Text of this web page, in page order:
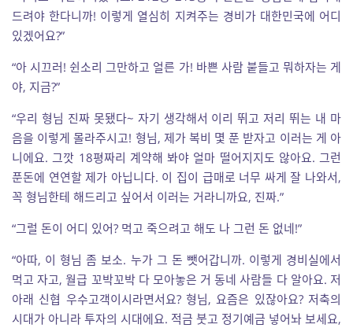
드려야 한다니까! 이렇게 열심히 지켜주는 경비가 대한민국에 어디
있겠어요?”
“아 시끄러! 쉰소리 그만하고 얼른 가! 바쁜 사람 붙들고 뭐하자는 게
야, 지금?”
“우리 형님 진짜 못됐다~ 자기 생각해서 이리 뛰고 저리 뛰는 내 마
음을 이렇게 몰라주시고! 형님, 제가 복비 몇 푼 받자고 이러는 게 아
니에요. 그깟 18평짜리 계약해 봐야 얼마 떨어지지도 않아요. 그런
푼돈에 연연할 제가 아닙니다. 이 집이 급매로 너무 싸게 잘 나와서,
꼭 형님한테 해드리고 싶어서 이러는 거라니까요, 진짜.”
“그럴 돈이 어디 있어? 먹고 죽으려고 해도 나 그런 돈 없네!”
“아따, 이 형님 좀 보소. 누가 그 돈 뺏어갑니까. 이렇게 경비실에서
먹고 자고, 월급 꼬박꼬박 다 모아놓은 거 동네 사람들 다 알아요. 저
아래 신협 우수고객이시라면서요? 형님, 요즘은 있잖아요? 저축의
시대가 아니라 투자의 시대에요. 적금 붓고 정기예금 넣어놔 보세요,